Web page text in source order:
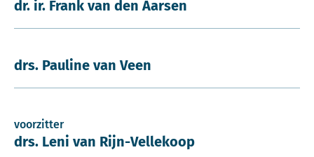
dr. ir. Frank van den Aarsen
drs. Pauline van Veen
voorzitter
drs. Leni van Rijn-Vellekoop